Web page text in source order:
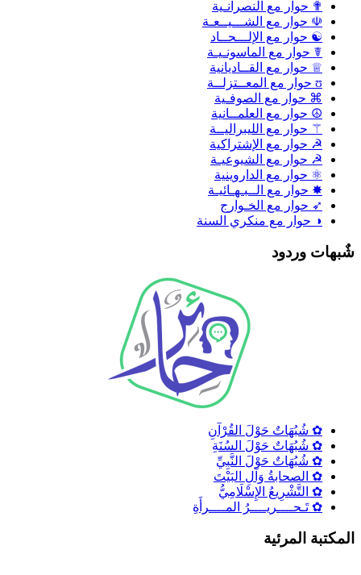
✟ حوار مع النصرانـية
☫ حوار مع الشـــيــعـة
☯ حوار مع الإلـــحــاد
☤ حوار مع الماسونـيـة
♕ حوار مع القــاديانية
ʊ حوار مع المعــتزلــة
⌘ حوار مع الصوفـية
☮ حوار مع العلمــانية
⚚ حوار مع الليبراليــة
☭ حوار مع الإشتراكية
☭ حوار مع الشيوعيـة
⚛ حوار مع الداروينية
✸ حوار مع الــبـهـائيـة
➶ حوار مع الخـوارج
◑ حوار مع منكري السنة
وردود
✿ شُبُهَاتٌ حَوْلَ القُرْآنِ
✿ شُبُهَاتٌ حَوْلَ السُنَةِ
✿ شُبُهَاتٌ حَوْلَ النَّبِيِّ
✿ الصحابةُ وَآلِ البَيْتَ
✿ التَّشْرِيعُ الإِسْلَامِيُّ
✿ تَـحــــريــــرُ المــــرأَةِ
المرئية